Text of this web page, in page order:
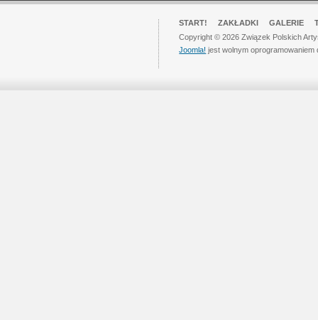
START! ZAKŁADKI GALERIE
Copyright © 2026 Związek Polskich
Joomla! jest wolnym